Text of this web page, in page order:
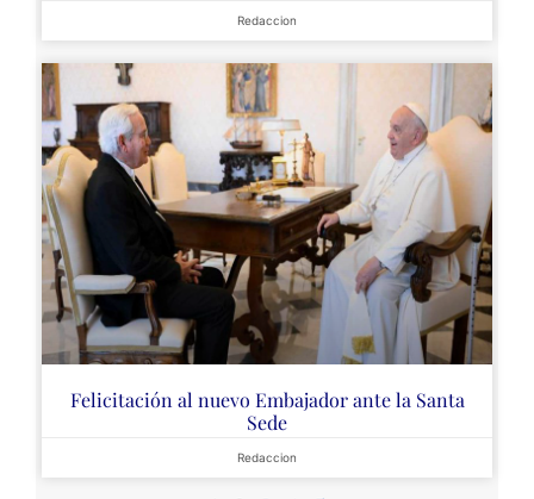
Redaccion
Felicitación al nuevo Embajador ante la Santa
Sede
Redaccion